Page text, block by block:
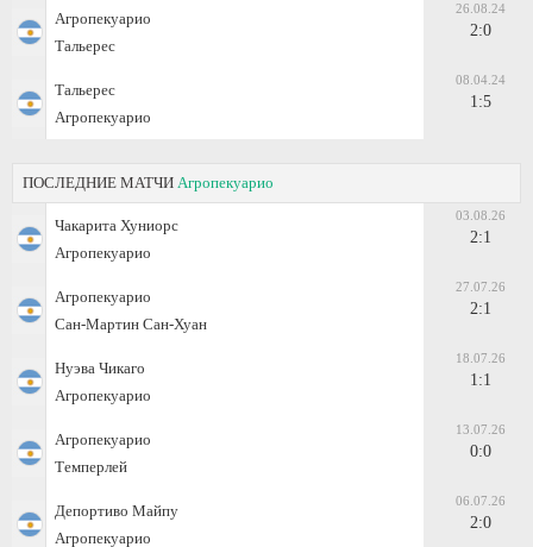
Агропекуарио
Тальерес
26.08.24
2:0
Тальерес
Агропекуарио
08.04.24
1:5
ПОСЛЕДНИЕ МАТЧИ Агропекуарио
Чакарита Хуниорс
Агропекуарио
03.08.26
2:1
Агропекуарио
Сан-Мартин Сан-Хуан
27.07.26
2:1
Нуэва Чикаго
Агропекуарио
18.07.26
1:1
Агропекуарио
Темперлей
13.07.26
0:0
Депортиво Майпу
Агропекуарио
06.07.26
2:0